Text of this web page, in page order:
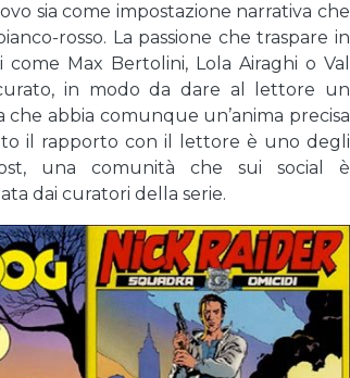
sia come impostazione narrativa che
rosso. La passione che traspare in
Max Bertolini, Lola Airaghi o Val
in modo da dare al lettore un
abbia comunque un’anima precisa
il rapporto con il lettore è uno degli
una comunità che sui social è
dai curatori della serie.